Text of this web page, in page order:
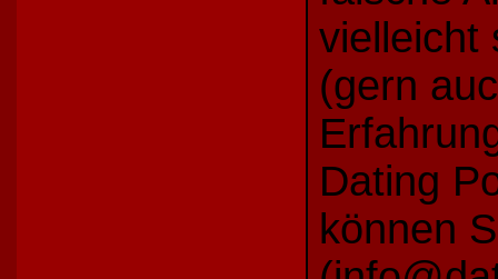
vielleicht
(gern
Dating
können